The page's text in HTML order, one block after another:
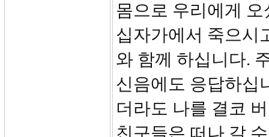
몸으로 우리에게
십자가에서 죽으시
와 함께 하십니다.
신음에도 응답하십
더라도 나를 결코
친구들은 떠나 갈